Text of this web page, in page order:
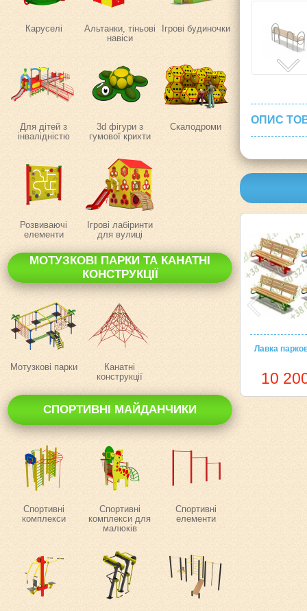
Каруселі
Альтанки, тіньові
навіси
Ігрові будиночки
Для дітей з
інвалідністю
3d фігури з
гумової крихти
Скалодроми
Розвиваючі
елементи
Ігрові лабіринти
для вулиці
МОТУЗКОВІ ПАРКИ ТА КАНАТНІ
КОНСТРУКЦІЇ
Мотузкові парки
Канатні
конструкції
СПОРТИВНІ МАЙДАНЧИКИ
Спортивні
комплекси
Спортивні
комплекси для
малюків
Спортивні
елементи
ОПИС
Лавка
10